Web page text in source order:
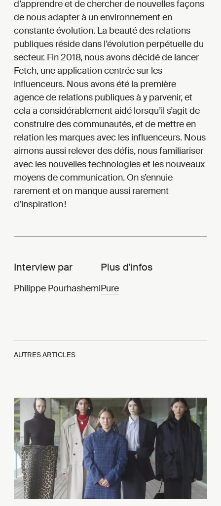
d’apprendre et de chercher de nouvelles façons
de nous adapter à un environnement en
constante évolution. La beauté des relations
publiques réside dans l’évolution perpétuelle du
secteur. Fin 2018, nous avons décidé de lancer
Fetch, une application centrée sur les
influenceurs. Nous avons été la première
agence de relations publiques à y parvenir, et
cela a considérablement aidé lorsqu’il s’agit de
construire des communautés, et de mettre en
relation les marques avec les influenceurs. Nous
aimons aussi relever des défis, nous familiariser
avec les nouvelles technologies et les nouveaux
moyens de communication. On s’ennuie
rarement et on manque aussi rarement
d’inspiration !
Interview par
Philippe Pourhashemi
Plus d'infos
Pure
AUTRES ARTICLES